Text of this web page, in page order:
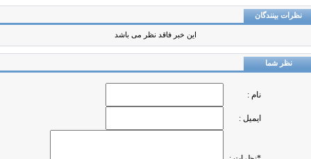
بینندگان
این خبر فاقد نظر می باشد
نظر شما
نام :
ایمیل :